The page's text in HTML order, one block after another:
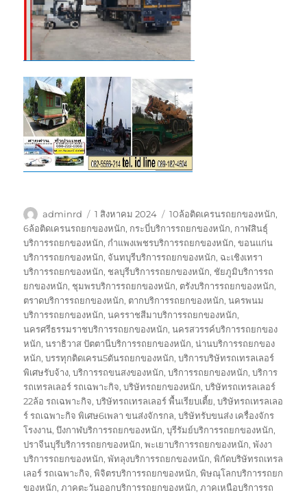
ผู้
เขียน
adminrd
เขียน
เมื่อ
1 สิงหาคม 2024
ป้าย
กำกับ
10ล้อติดเครนรถยกของหนัก,
6ล้อติดเครนรถยกของหนัก, กระบี่บริการรถยกของหนัก, กาฬสินธุ์
บริการรถยกของหนัก, กำแพงเพชรบริการรถยกของหนัก,ขอนแก่น
บริการรถยกของหนัก, จันทบุรีบริการรถยกของหนัก, ฉะเชิงเทรา
บริการรถยกของหนัก, ชลบุรีบริการรถยกของหนัก, ชัยภูมิบริการรถ
ยกของหนัก, ชุมพรบริการรถยกของหนัก, ตรังบริการรถยกของหนัก,
ตราดบริการรถยกของหนัก, ตากบริการรถยกของหนัก,นครพนม
บริการรถยกของหนัก,นครราชสีมาบริการรถยกของหนัก,
นครศรีธรรมราชบริการรถยกของหนัก,นครสวรรค์บริการรถยกของ
หนัก,นราธิวาส ปัตตานีบริการรถยกของหนัก,น่านบริการรถยกของ
หนัก,บรรทุกติดเครน5ตันรถยกของหนัก,บริการบริษัทรถเทรลเลอร์
พิเศษรับจ้าง,บริการรถขนสงของหนัก,บริการรถยกของหนัก,บริการ
รถเทรลเลอร์ รถเฉพาะกิจ,บริษัทรถยกของหนัก,บริษัทรถเทรลเลอร์
22ล้อ รถเฉพาะกิจ,บริษัทรถเทรลเลอร์ พื้นเรียบเตี้ย,บริษัทรถเทรลเลอ
ร์ รถเฉพาะกิจ พิเศษ6เพลา ขนส่งจักรกล,บริษัทรับขนส่ง เครื่องจักร
โรงงาน,บึงกาฬบริการรถยกของหนัก,บุรีรัมย์บริการรถยกของหนัก,
ปราจีนบุรีบริการรถยกของหนัก,พะเยาบริการรถยกของหนัก,พังงา
บริการรถยกของหนัก,พัทลุงบริการรถยกของหนัก,พิกัดบริษัทรถเทรล
เลอร์ รถเฉพาะกิจ,พิจิตรบริการรถยกของหนัก,พิษณุโลกบริการรถยก
ของหนัก,ภาคตะวันออกบริการรถยกของหนัก,ภาคเหนือบริการรถ